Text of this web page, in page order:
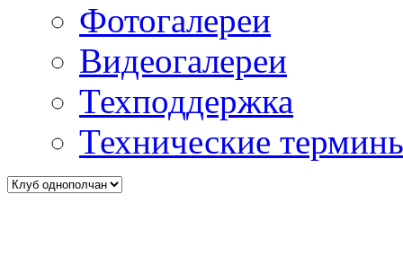
Фотогалереи
Видеогалереи
Техподдержка
Технические